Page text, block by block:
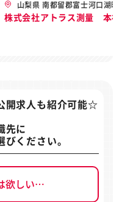
山梨県 南都留郡富士河口湖町
株式会社アトラス測量 本社
開求人 も紹介可能☆
先に
びください。
欲しい…